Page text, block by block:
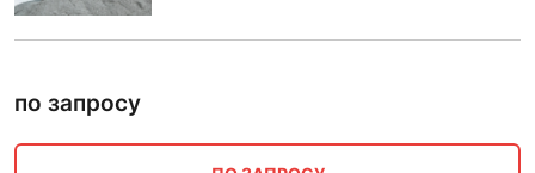
по запросу